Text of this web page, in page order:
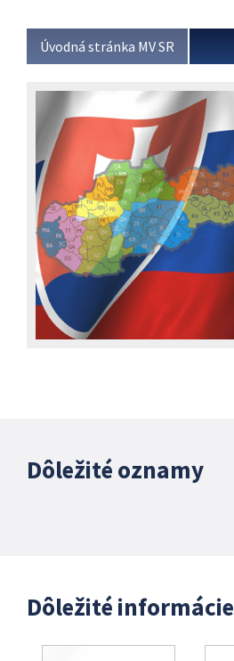
Úvodná stránka MV SR
Dôležité oznamy
Dôležité informácie